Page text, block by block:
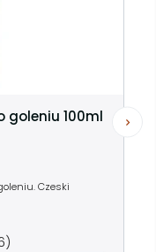
goleniu 100ml
Czeski